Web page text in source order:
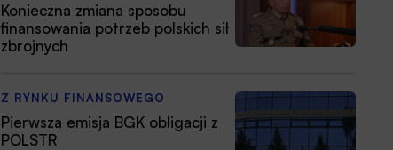
Konieczna zmiana sposobu
finansowania potrzeb polskich sił
zbrojnych
Z RYNKU FINANSOWEGO
Pierwsza emisja BGK obligacji z
POLSTR